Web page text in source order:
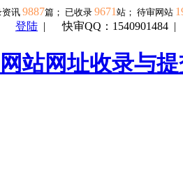
资讯 9887篇； 已收录 9671 站； 待审网站
登陆 |快审QQ：1540901484 |
站网址收录与